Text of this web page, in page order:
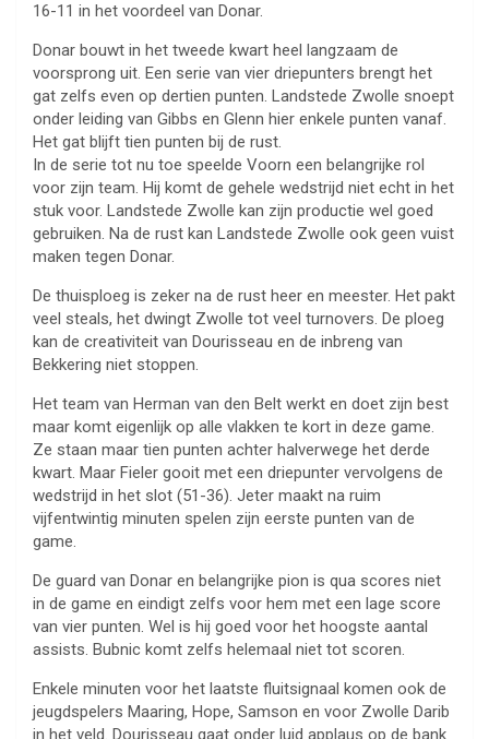
16-11 in het voordeel van Donar.
Donar bouwt in het tweede kwart heel langzaam de
voorsprong uit. Een serie van vier driepunters brengt het
gat zelfs even op dertien punten. Landstede Zwolle snoept
onder leiding van Gibbs en Glenn hier enkele punten vanaf.
Het gat blijft tien punten bij de rust.
In de serie tot nu toe speelde Voorn een belangrijke rol
voor zijn team. Hij komt de gehele wedstrijd niet echt in het
stuk voor. Landstede Zwolle kan zijn productie wel goed
gebruiken. Na de rust kan Landstede Zwolle ook geen vuist
maken tegen Donar.
De thuisploeg is zeker na de rust heer en meester. Het pakt
veel steals, het dwingt Zwolle tot veel turnovers. De ploeg
kan de creativiteit van Dourisseau en de inbreng van
Bekkering niet stoppen.
Het team van Herman van den Belt werkt en doet zijn best
maar komt eigenlijk op alle vlakken te kort in deze game.
Ze staan maar tien punten achter halverwege het derde
kwart. Maar Fieler gooit met een driepunter vervolgens de
wedstrijd in het slot (51-36). Jeter maakt na ruim
vijfentwintig minuten spelen zijn eerste punten van de
game.
De guard van Donar en belangrijke pion is qua scores niet
in de game en eindigt zelfs voor hem met een lage score
van vier punten. Wel is hij goed voor het hoogste aantal
assists. Bubnic komt zelfs helemaal niet tot scoren.
Enkele minuten voor het laatste fluitsignaal komen ook de
jeugdspelers Maaring, Hope, Samson en voor Zwolle Darib
in het veld. Dourisseau gaat onder luid applaus op de bank